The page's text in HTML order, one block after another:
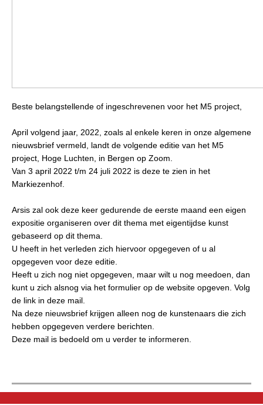
Beste belangstellende of ingeschrevenen voor het M5 project,
April volgend jaar, 2022, zoals al enkele keren in onze algemene
nieuwsbrief vermeld, landt de volgende editie van het M5
project, Hoge Luchten, in Bergen op Zoom.
Van 3 april 2022 t/m 24 juli 2022 is deze te zien in het
Markiezenhof.
Arsis zal ook deze keer gedurende de eerste maand een eigen
expositie organiseren over dit thema met eigentijdse kunst
gebaseerd op dit thema.
U heeft in het verleden zich hiervoor opgegeven of u al
opgegeven voor deze editie.
Heeft u zich nog niet opgegeven, maar wilt u nog meedoen, dan
kunt u zich alsnog via het formulier op de website opgeven. Volg
de link in deze mail.
Na deze nieuwsbrief krijgen alleen nog de kunstenaars die zich
hebben opgegeven verdere berichten.
Deze mail is bedoeld om u verder te informeren.